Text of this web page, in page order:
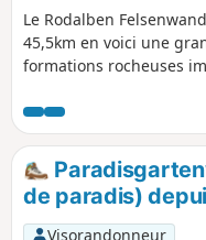
Le Rodalben
45,5km en voici une
formations rocheuses
Deutschland".
Très Difficile car la
niveau, les descentes
les montées sont
de paradis)
Visorandonneur